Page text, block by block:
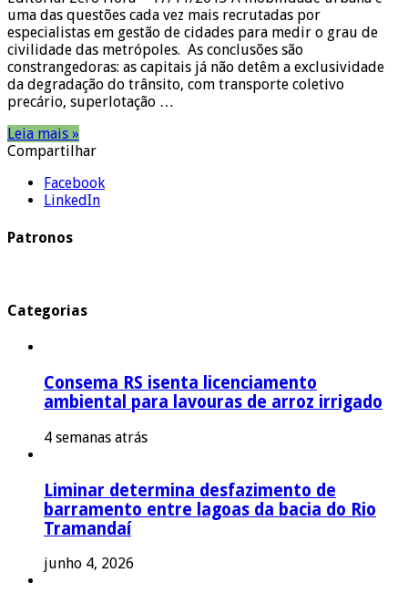
uma das questões cada vez mais recrutadas por
especialistas em gestão de cidades para medir o grau de
civilidade das metrópoles. As conclusões são
constrangedoras: as capitais já não detêm a exclusividade
da degradação do trânsito, com transporte coletivo
precário, superlotação …
Leia mais »
Compartilhar
Facebook
LinkedIn
Patronos
Categorias
Consema RS isenta licenciamento
ambiental para lavouras de arroz irrigado
4 semanas atrás
Liminar determina desfazimento de
barramento entre lagoas da bacia do Rio
Tramandaí
junho 4, 2026